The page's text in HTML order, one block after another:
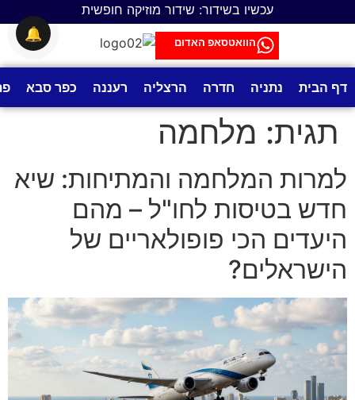
עכשיו בשידור: שידור מוזיקה חופשית
הוואטסאפ האדום
דף הבית נתניה חדרה הרצליה רעננה כפר סבא
תגית: מלחמה
למרות המלחמה והמתיחות: שיא
חדש בטיסות לחו"ל – מהם
היעדים הכי פופולאריים של
הישראלים?
🔔